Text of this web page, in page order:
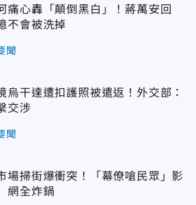
痛心轟「顛倒黑白」！蔣萬安回
不會被洗掉
聞
烏干達遭扣護照被遣返！外交部：
交涉
聞
場掃街爆衝突！「幕僚嗆民眾」影
網全炸鍋